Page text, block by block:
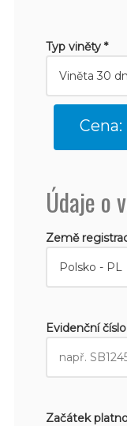
Typ viněty *
Cena:
Údaje o
Země
Evidenční
Začátek